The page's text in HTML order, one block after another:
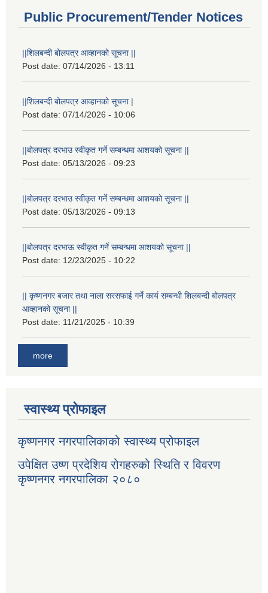
Public Procurement/Tender Notices
||शिलबन्दी बोलपत्र आव्हानको सूचना ||
Post date: 07/14/2026 - 13:11
||शिलबन्दी बोलपत्र आव्हानको सूचना |
Post date: 07/14/2026 - 10:06
||बोलपत्र दरभाउ स्वीकृत गर्ने सम्बन्धमा आशयको सूचना ||
Post date: 05/13/2026 - 09:23
||बोलपत्र दरभाउ स्वीकृत गर्ने सम्बन्धमा आशयको सूचना ||
Post date: 05/13/2026 - 09:13
||बोलपत्र दरभाऊ स्वीकृत गर्ने सम्बन्धमा आशयको सूचना ||
Post date: 12/23/2025 - 10:22
|| कृष्णनगर बजार तथा नाला सरसफाई गर्ने कार्य सम्बन्धी शिलबन्दी बोलपत्र
आव्हानको सूचना ||
Post date: 11/21/2025 - 10:39
more
स्वास्थ्य प्रोफाइल
कृष्णनगर नगरपालिकाको स्वास्थ्य प्रोफाइल
उपेक्षित उष्ण प्रदेशिय रोगहरुको स्थिति र विवरण
कृष्णनगर नगरपालिका २०८०